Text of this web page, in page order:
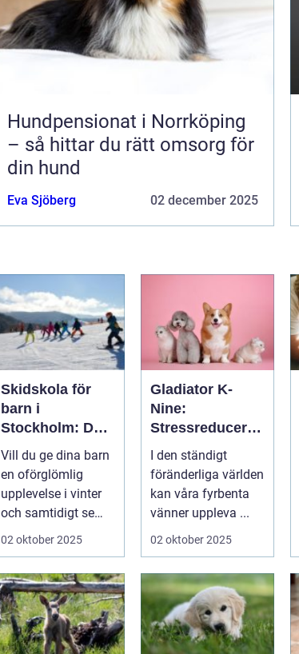
Hundpensionat i Norrköping
– så hittar du rätt omsorg för
din hund
Eva Sjöberg 02 december 2025
Skidskola för
barn i
Stockholm: Den
perfekta platsen
för små blivande
skidåkare
Vill du ge dina barn
en oförglömlig
upplevelse i vinter
och samtidigt se
dem utvecklas
02 oktober 2025
Gladiator K-
Nine:
Stressreduceran
de och
ångestdämpand
e hundhalsband
I den ständigt
föränderliga världen
kan våra fyrbenta
vänner uppleva ...
02 oktober 2025